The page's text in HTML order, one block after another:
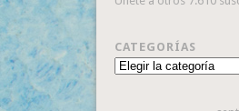
CATEGORÍAS
Categorías